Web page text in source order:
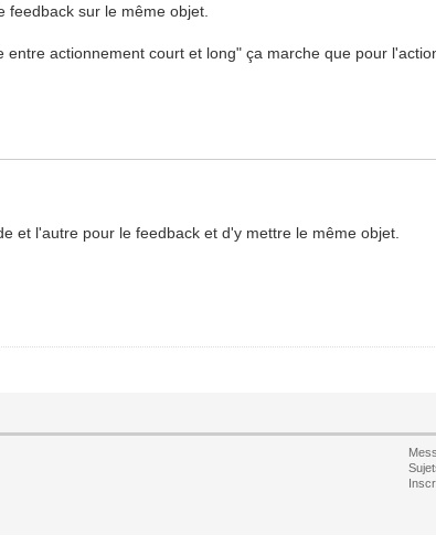
sur le même objet.
actionnement court et long" ça marche que pour
et l'autre pour le feedback et d'y mettre le même objet.